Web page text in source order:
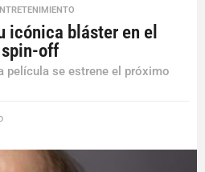
icónica bláster en el
off
película se estrene el próximo
ñ